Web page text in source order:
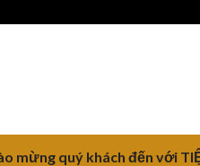
quý khách đến với TIỆM CỔ